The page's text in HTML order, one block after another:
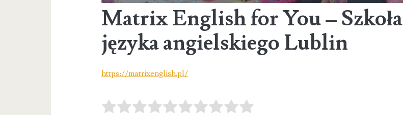
Matrix English for You – Szkoła
języka angielskiego Lublin
https://matrixenglish.pl/